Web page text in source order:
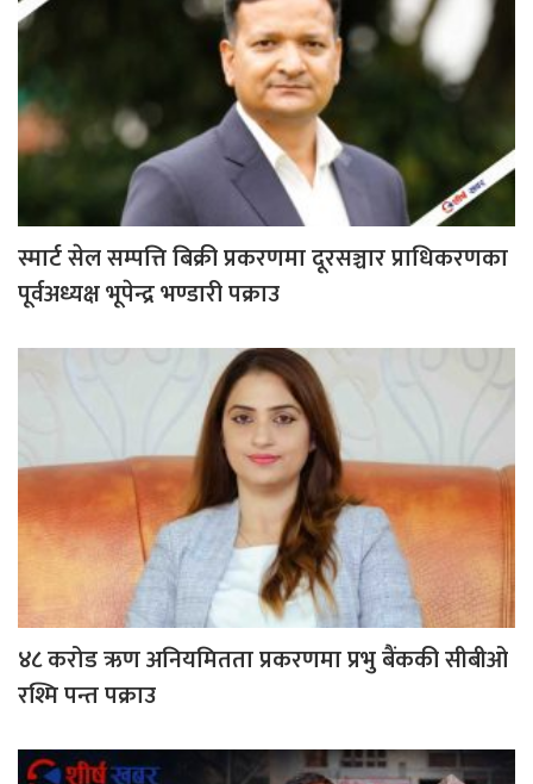
स्मार्ट सेल सम्पत्ति बिक्री प्रकरणमा दूरसञ्चार प्राधिकरणका
पूर्वअध्यक्ष भूपेन्द्र भण्डारी पक्राउ
४८ करोड ऋण अनियमितता प्रकरणमा प्रभु बैंककी सीबीओ
रश्मि पन्त पक्राउ